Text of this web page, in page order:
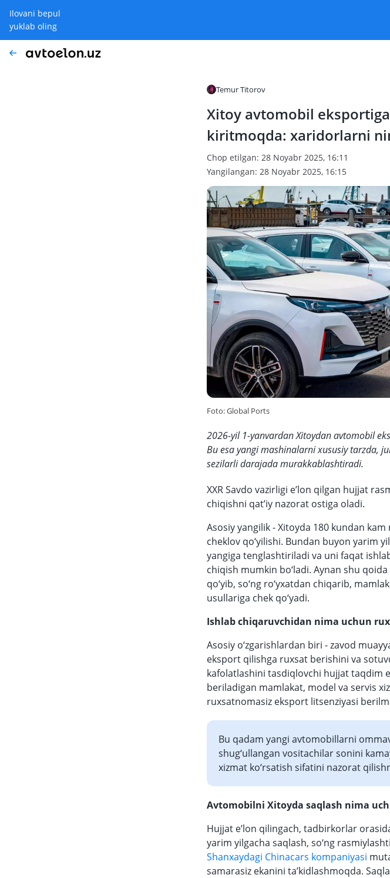
Ilovani bepul
yuklab oling
Temur Titorov
Xitoy avtomobil
kiritmoqda: xaridorlarni
Chop etilgan: 28 Noyabr 2025, 16:11
Yangilangan: 28 Noyabr 2025, 16:15
Foto: Global Ports
2026-yil 1-yanvardan Xitoydan avtomobil
Bu esa yangi mashinalarni xususiy tarzda,
sezilarli darajada murakkablashtiradi.
XXR Savdo vazirligi e’lon qilgan hujjat
chiqishni qat’iy nazorat ostiga oladi.
Asosiy yangilik - Xitoyda 180 kundan
cheklov qo‘yilishi. Bundan buyon yarim
yangiga tenglashtiriladi va uni faqat
chiqish mumkin bo‘ladi. Aynan shu
qo‘yib, so‘ng ro‘yxatdan chiqarib,
usullariga chek qo‘yadi.
Ishlab chiqaruvchidan nima uchun
Asosiy o‘zgarishlardan biri - zavod
eksport qilishga ruxsat berishini va
kafolatlashini tasdiqlovchi hujjat taqdim
beriladigan mamlakat, model va servis
ruxsatnomasiz eksport litsenziyasi
Bu qadam yangi avtomobillarni
shug‘ullangan vositachilar sonini
xizmat ko‘rsatish sifatini nazorat
Avtomobilni Xitoyda saqlash nima
Hujjat e’lon qilingach, tadbirkorlar
yarim yilgacha saqlash, so‘ng
Shanxaydagi Chinacars kompaniyasi
samarasiz ekanini ta’kidlashmoqda.